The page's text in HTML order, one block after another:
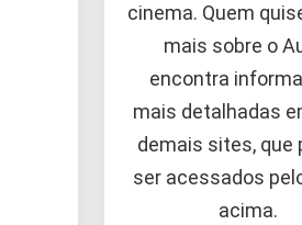
cinema. Quem
mais sobre o
encontra
mais detalhadas
demais sites, que
ser acessados
acima.